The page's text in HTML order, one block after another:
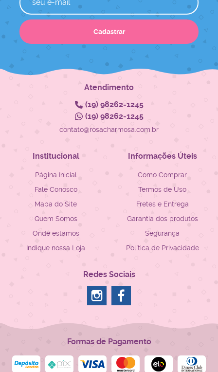
Cadastrar
Atendimento
(19)98262-1245
(19)98262-1245
contato@rosacharmosa.com.br
Institucional
Página Inicial
Fale Conosco
Mapa do Site
Quem Somos
Onde estamos
Indique nossa Loja
Informações Úteis
Como Comprar
Termos de Uso
Fretes e Entrega
Garantia dos produtos
Segurança
Política de Privacidade
Redes Sociais
Formas de Pagamento